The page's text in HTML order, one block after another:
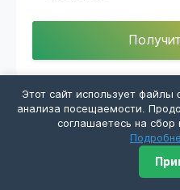
Этот сайт использует файлы
анализа посещаемости.
соглашаетесь на сбор